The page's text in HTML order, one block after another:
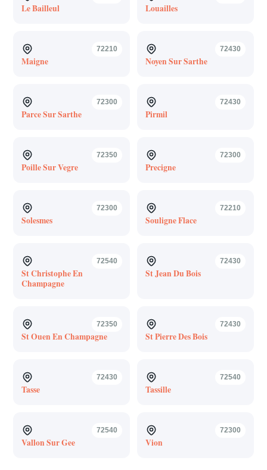
Le Bailleul Louailles
72210
Maigne
72430
Noyen Sur Sarthe
72300
Parce Sur Sarthe
72430
Pirmil
72350
Poille Sur Vegre
72300
Precigne
72300
Solesmes
72210
Souligne Flace
72540
St Christophe En
Champagne
72430
St Jean Du Bois
72350
St Ouen En Champagne
72430
St Pierre Des Bois
72430
Tasse
72540
Tassille
72540
Vallon Sur Gee
72300
Vion